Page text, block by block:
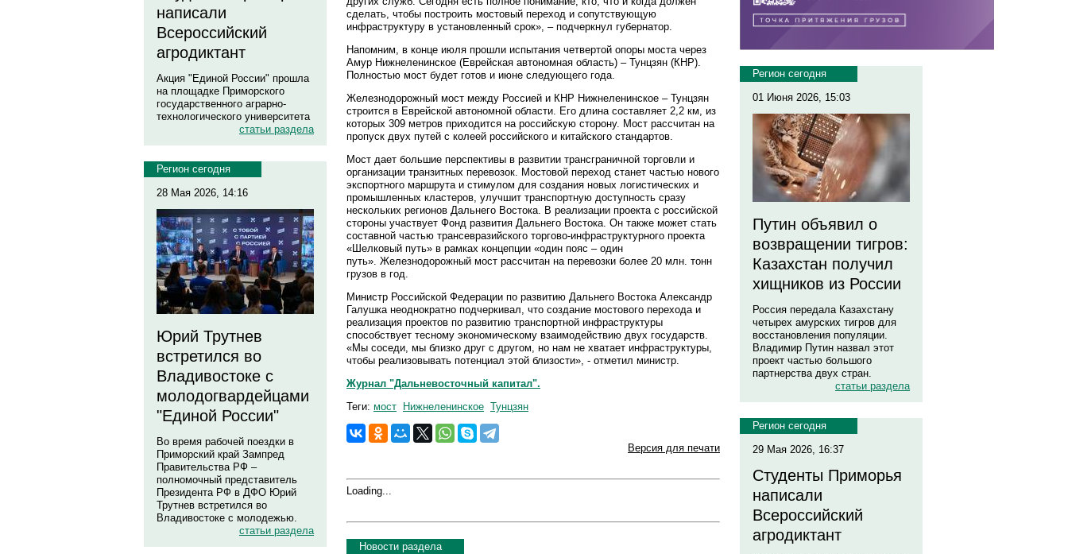
написали
Всероссийский
агродиктант
Акция "Единой России" прошла
на площадке Приморского
государственного аграрно-
технологического университета
статьи раздела
Регион сегодня
28 Мая 2026, 14:16
Юрий Трутнев
встретился во
Владивостоке с
молодогвардейцами
"Единой России"
Во время рабочей поездки в
Приморский край Зампред
Правительства РФ –
полномочный представитель
Президента РФ в ДФО Юрий
Трутнев встретился во
Владивостоке с молодежью.
статьи раздела
сделать, чтобы построить мостовый переход и сопутствующую
инфраструктуру в установленный срок», – подчеркнул губернатор.
Напомним, в конце июля прошли испытания четвертой опоры моста через
Амур Нижнеленинское (Еврейская автономная область) – Тунцзян (КНР).
Полностью мост будет готов и июне следующего года.
Железнодорожный мост между Россией и КНР Нижнеленинское – Тунцзян
строится в Еврейской автономной области. Его длина составляет 2,2 км, из
которых 309 метров приходится на российскую сторону. Мост рассчитан на
пропуск двух путей с колеей российского и китайского стандартов.
Мост дает большие перспективы в развитии трансграничной торговли и
организации транзитных перевозок. Мостовой переход станет частью нового
экспортного маршрута и стимулом для создания новых логистических и
промышленных кластеров, улучшит транспортную доступность сразу
нескольких регионов Дальнего Востока. В реализации проекта с российской
стороны участвует Фонд развития Дальнего Востока. Он также может стать
составной частью трансевразийского торгово-инфраструктурного проекта
«Шелковый путь» в рамках концепции «один пояс – один
путь». Железнодорожный мост рассчитан на перевозки более 20 млн. тонн
грузов в год.
Министр Российской Федерации по развитию Дальнего Востока Александр
Галушка неоднократно подчеркивал, что создание мостового перехода и
реализация проектов по развитию транспортной инфраструктуры
способствует тесному экономическому взаимодействию двух государств.
«Мы соседи, мы близко друг с другом, но нам не хватает инфраструктуры,
чтобы реализовывать потенциал этой близости», - отметил министр.
Журнал "Дальневосточный капитал".
Теги: мост Нижнеленинское Тунцзян
Версия для печати
Loading...
Новости раздела
Регион сегодня
01 Июня 2026, 15:03
Путин объявил о
возвращении тигров:
Казахстан получил
хищников из России
Россия передала Казахстану
четырех амурских тигров для
восстановления популяции.
Владимир Путин назвал этот
проект частью большого
партнерства двух стран.
статьи раздела
Регион сегодня
29 Мая 2026, 16:37
Студенты Приморья
написали
Всероссийский
агродиктант